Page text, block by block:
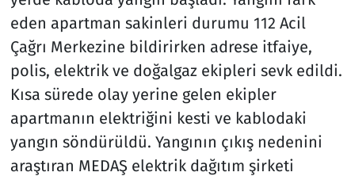
eden apartman sakinleri durumu 112 Acil
Çağrı Merkezine bildirirken adrese itfaiye,
polis, elektrik ve doğalgaz ekipleri sevk edildi.
Kısa sürede olay yerine gelen ekipler
apartmanın elektriğini kesti ve kablodaki
yangın söndürüldü. Yangının çıkış nedenini
araştıran MEDAŞ elektrik dağıtım şirketi